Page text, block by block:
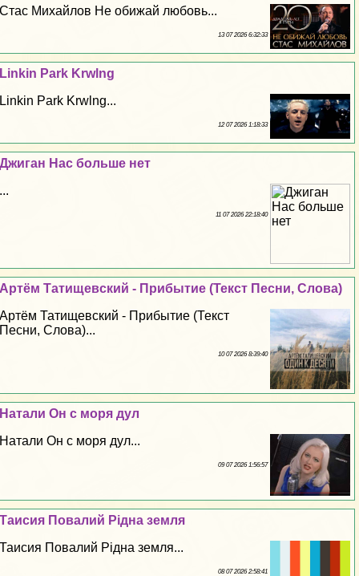
Стас Михайлов Не обижай любовь...
13 07 2026 6:32:33
Linkin Park Krwlng
Linkin Park Krwlng...
12 07 2026 1:18:33
Джиган Нас больше нет
...
11 07 2026 22:18:40
Артём Татищевский - Прибытие (Текст Песни, Слова)
Артём Татищевский - Прибытие (Текст
Песни, Слова)...
10 07 2026 8:39:40
Натали Он с моря дул
Натали Он с моря дул...
09 07 2026 1:56:57
Таисия Повалий Рідна земля
Таисия Повалий Рідна земля...
08 07 2026 2:58:41